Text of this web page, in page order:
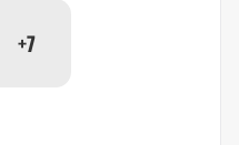
+7